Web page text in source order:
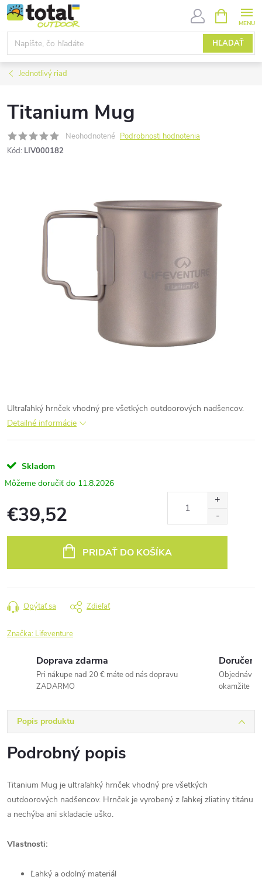
Prejsť
na
obsah
HĽADAŤ
KOŠÍK
Jednotlivý riad
Titanium Mug
Neohodnotené Podrobnosti hodnotenia
Kód: LIV000182
Ultraľahký hrnček vhodný pre všetkých outdoorových nadšencov.
Detailné informácie
Skladom
11.8.2026
€39,52
PRIDAŤ DO KOŠÍKA
Opýtať sa Zdieľať
Značka: Lifeventure
Doprava zdarma
Pri nákupe nad 20 € máte od nás dopravu
ZADARMO
okamžite
Popis produktu
Podrobný popis
Titanium Mug je ultraľahký hrnček vhodný pre všetkých
outdoorových nadšencov. Hrnček je vyrobený z ľahkej zliatiny titánu
a nechýba ani skladacie uško.
Vlastnosti:
Ľahký a odolný materiál